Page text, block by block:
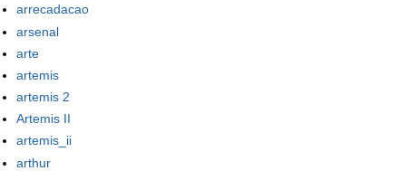
arrecadacao
arsenal
arte
artemis
artemis 2
Artemis II
artemis_ii
arthur